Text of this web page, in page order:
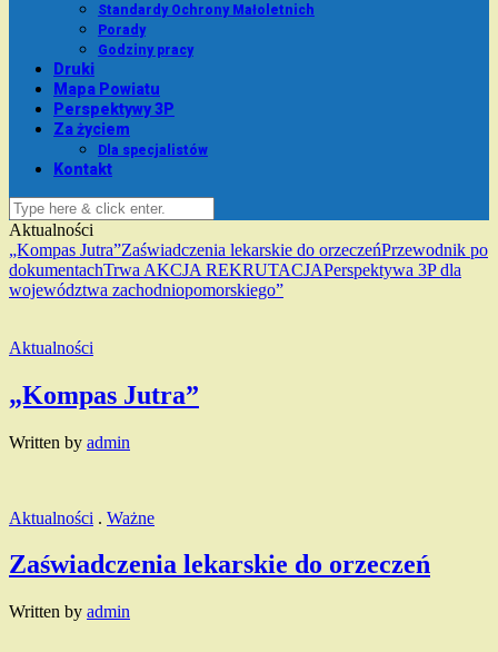
Standardy Ochrony Małoletnich
Porady
Godziny pracy
Druki
Mapa Powiatu
Perspektywy 3P
Za życiem
Dla specjalistów
Kontakt
Aktualności
„Kompas Jutra”Zaświadczenia lekarskie do orzeczeńPrzewodnik po
dokumentachTrwa AKCJA REKRUTACJAPerspektywa 3P dla
województwa zachodniopomorskiego”
Aktualności
„Kompas Jutra”
Written by admin
Aktualności . Ważne
Zaświadczenia lekarskie do orzeczeń
Written by admin